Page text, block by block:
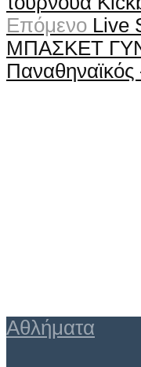
Επόμενο Live
ΜΠΑΣΚΕΤ
Παναθηναϊκός
Αθλήματα